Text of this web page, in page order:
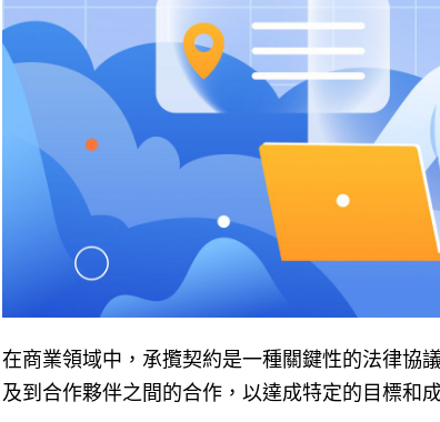
在商業領域中，承攬契約是一種關鍵性的法律協
及到合作夥伴之間的合作，以達成特定的目標和成